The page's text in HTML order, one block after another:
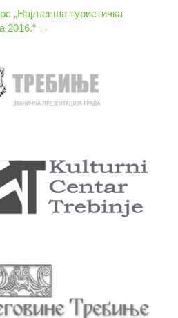
„Најљепша туристичка
2016.“ →